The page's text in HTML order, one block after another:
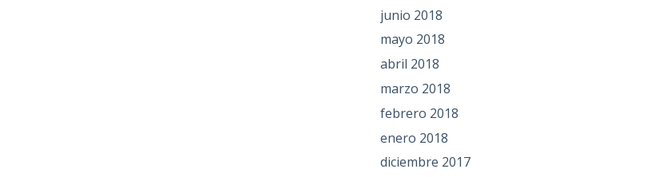
junio 2018
mayo 2018
abril 2018
marzo 2018
febrero 2018
enero 2018
diciembre 2017